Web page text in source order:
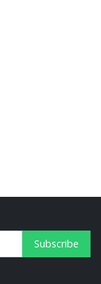
Subscribe